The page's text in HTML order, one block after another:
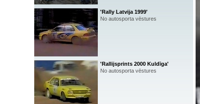
'Rally Latvija 1999'
No autosporta vēstures
'Rallijsprints 2000 Kuldīga'
No autosporta vēstures